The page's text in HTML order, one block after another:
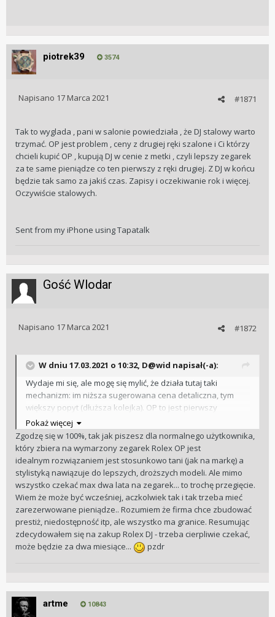
piotrek39 3574
#1871
Napisano 17 Marca 2021
Tak to wyglada , pani w salonie powiedziała , że DJ stalowy warto
trzymać. OP jest problem , ceny z drugiej ręki szalone i Ci którzy
chcieli kupić OP , kupują DJ w cenie z metki , czyli lepszy zegarek
za te same pieniądze co ten pierwszy z ręki drugiej. Z DJ w końcu
będzie tak samo za jakiś czas. Zapisy i oczekiwanie rok i więcej.
Oczywiście stalowych.
Sent from my iPhone using Tapatalk
Gość Wlodar
#1872
Napisano 17 Marca 2021
W dniu 17.03.2021 o 10:32, D@wid napisał(-a):
Wydaje mi się, ale mogę się mylić, że działa tutaj taki
mechanizm: im niższa sugerowana cena detaliczna, tym
większy popyt (dłuższa kolejka). OP to jest pierwszy
(najtańszy) model, którego rozmiar jest akceptowalny dla
samców, a dodatkowo jego cena to "próg wejścia" w
posiadanie Rolexa. Patrząc tylko na cenę detaliczną nowych
egzemplarzy kolejnym krokiem jest Explorer (6250 euro), z
którego dostępnością też jest problem. DJ kosztuje już 7400
euro, 1750 więcej od OP, co może skutecznie wyciąć część
drobnicy (jak ja), która pozostanie przy "najtańszym" i w
kolejce po niego się ustawi.
Pokaż więcej
Zgodzę się w 100%, tak jak piszesz dla normalnego użytkownika,
który zbiera na wymarzony zegarek Rolex OP jest
idealnym rozwiązaniem jest stosunkowo tani (jak na markę) a
stylistyką nawiązuje do lepszych, droższych modeli. Ale mimo
wszystko czekać max dwa lata na zegarek... to trochę przegięcie.
Wiem że może być wcześniej, aczkolwiek tak i tak trzeba mieć
zarezerwowane pieniądze.. Rozumiem że firma chce zbudować
prestiż, niedostępność itp, ale wszystko ma granice. Resumując
zdecydowałem się na zakup Rolex DJ - trzeba cierpliwie czekać,
może będzie za dwa miesiące...
pzdr
artme 10843